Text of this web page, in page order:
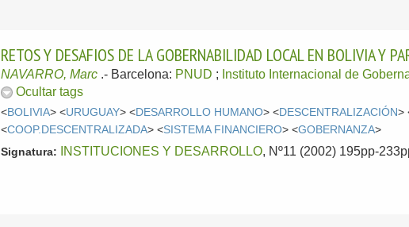
RETOS Y DESAFIOS DE LA GOBERNABILIDAD LOCAL EN BOLIVIA Y
NAVARRO, Marc .- Barcelona: PNUD ; Instituto Internacional de
Ocultar tags
<BOLIVIA> <URUGUAY> <DESARROLLO HUMANO> <DESCENTRALIZACIÓN>
<COOP.DESCENTRALIZADA> <SISTEMA FINANCIERO> <GOBERNANZA>
Signatura: INSTITUCIONES Y DESARROLLO, Nº11 (2002) 195pp-